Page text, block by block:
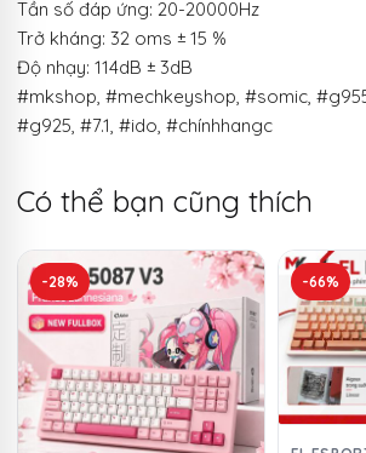
Tần số đáp ứng: 20-20000Hz
Trở kháng: 32 oms ± 15 %
Độ nhạy: 114dB ± 3dB
#mkshop, #mechkeyshop, #somic,
#g925, #7.1, #ido, #chínhhangc
Có thể bạn cũng thích
-28% -66%